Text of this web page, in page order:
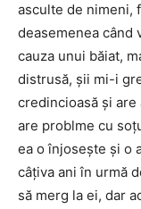
asculte de nimeni,
deasemenea când
cauza unui băiat,
distrusă, șii mi-i
credincioasă și are
are problme cu
ea o înjosește și o
câțiva ani în urmă
să merg la ei, dar